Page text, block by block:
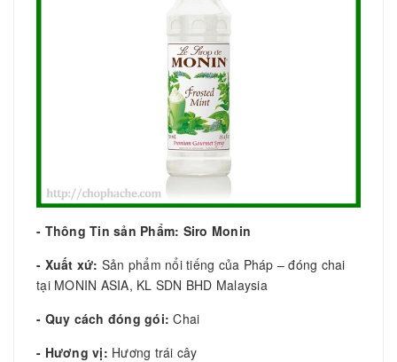
- Thông Tin sản Phẩm: Siro Monin
- Xuất xứ: Sản phẩm nổi tiếng của Pháp – đóng chai
tại MONIN ASIA, KL SDN BHD Malaysia
- Quy cách đóng gói: Chai
- Hương vị: Hương trái cây